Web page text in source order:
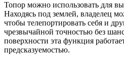
Топор можно использовать для
Находясь под землей, владелец
чтобы телепортировать себя и
чрезвычайной точностью без
поверхности эта функция
предсказуемостью.